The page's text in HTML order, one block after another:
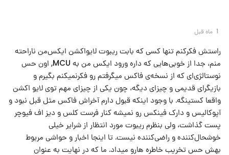
1 ماه قبل
راستش فکرکنم تنها کسی که بابت ریبوت لایواکشن ایکس‌من ناراحته
منم، جدا از خوبی‌هایی که داره ورود ایکس من به MCU, اون حس
نوستالژی‌ای که از نسخه‌ی فاکس میگرفتم رو فکرنمیکنم بگیرم و
بازیگرای قدیمی و چیزای دیگه، چون یکی از چیزای مهم توی لایو اکشن
واقعا کستینگه. با وجود اینکه قبول دارم آخراش فاکس مثل قبل نبود و
آپوکالیس و دارک فینکس رو نمیشه کنار فرست کلس و دیز اف فیوچر
پست گذاشت، ولی بنظرم ریبوت مورد انتظار از شرایر خیلی
خوشحال‌کننده و راضی‌کننده نیست. تا اینجا اخبار و حواشی مربوط
بهش حس تخریب خاطره هارو میداد. ما که در نهایت به عنوان